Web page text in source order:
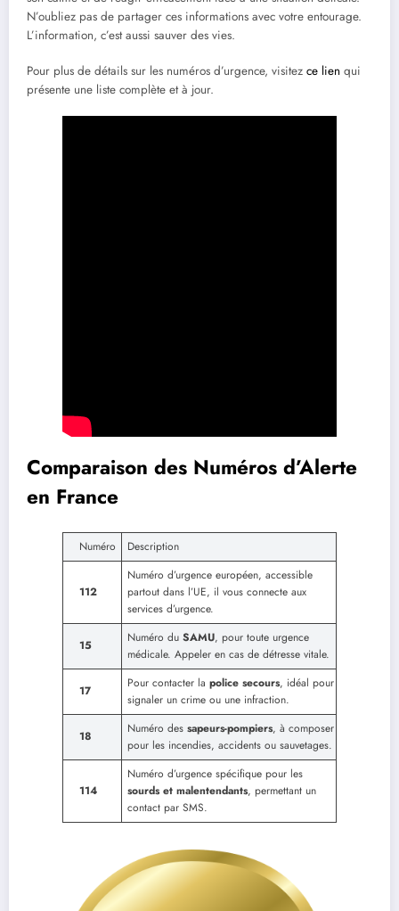
N’oubliez pas de partager ces informations avec votre entourage.
L’information, c’est aussi sauver des vies.
Pour plus de détails sur les numéros d’urgence, visitez ce lien qui
présente une liste complète et à jour.
Comparaison des Numéros d’Alerte
en France
Numéro Description
112
Numéro d’urgence européen, accessible
partout dans l’UE, il vous connecte aux
services d’urgence.
15 Numéro du SAMU, pour toute urgence
médicale. Appeler en cas de détresse vitale.
17 Pour contacter la police secours, idéal pour
signaler un crime ou une infraction.
18 Numéro des sapeurs-pompiers, à composer
pour les incendies, accidents ou sauvetages.
114
Numéro d’urgence spécifique pour les
sourds et malentendants, permettant un
contact par SMS.